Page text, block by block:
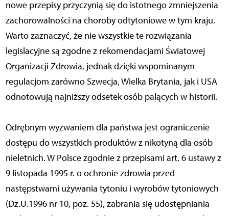
nowe przepisy przyczynią się do istotnego zmniejszenia
zachorowalności na choroby odtytoniowe w tym kraju.
Warto zaznaczyć, że nie wszystkie te rozwiązania
legislacyjne są zgodne z rekomendacjami Światowej
Organizacji Zdrowia, jednak dzięki wspominanym
regulacjom zarówno Szwecja, Wielka Brytania, jak i USA
odnotowują najniższy odsetek osób palących w historii.
Odrębnym wyzwaniem dla państwa jest ograniczenie
dostępu do wszystkich produktów z nikotyną dla osób
nieletnich. W Polsce zgodnie z przepisami art. 6 ustawy z
9 listopada 1995 r. o ochronie zdrowia przed
następstwami używania tytoniu i wyrobów tytoniowych
(Dz.U.1996 nr 10, poz. 55), zabrania się udostępniania